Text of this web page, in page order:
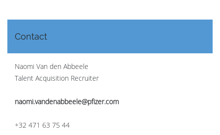
Contact
Naomi Van den Abbeele
Talent Acquisition Recruiter
naomi.vandenabbeele@pfizer.com
+32 471 63 75 44